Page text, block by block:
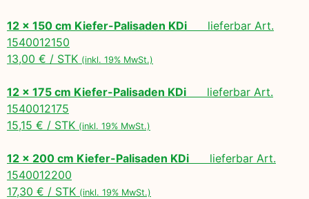
12 x 150 cm Kiefer-Palisaden KDi lieferbar Art.
1540012150
13,00 € / STK (inkl. 19% MwSt.)
12 x 175 cm Kiefer-Palisaden KDi lieferbar Art.
1540012175
15,15 € / STK (inkl. 19% MwSt.)
12 x 200 cm Kiefer-Palisaden KDi lieferbar Art.
1540012200
17,30 € / STK (inkl. 19% MwSt.)